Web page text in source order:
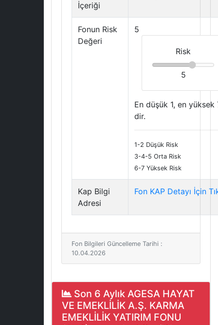
İçeriği
Fonun Risk
Değeri
5
Risk
5
En düşük 1, en yüksek
dir.
1-2 Düşük Risk
3-4-5 Orta Risk
6-7 Yüksek Risk
Kap Bilgi
Adresi
Fon KAP Detayı İçin
Fon Bilgileri Güncelleme Tarihi :
10.04.2026
Son 6 Aylık AGESA HAYAT
VE EMEKLİLİK A.Ş. KARMA
EMEKLİLİK YATIRIM FONU